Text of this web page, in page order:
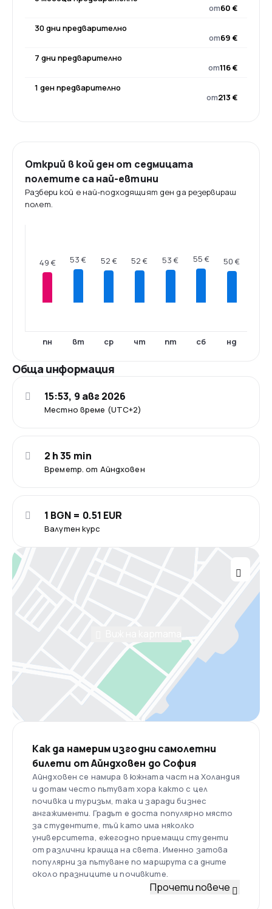
от60 €
30 дни предварително
от69 €
7 дни предварително
от116 €
1 ден предварително
от213 €
Открий в кой ден от седмицата
полетите са най-евтини
Разбери кой е най-подходящият ден да резервираш
полет.
49 €
пн
53 €
вт
52 €
ср
52 €
чт
53 €
пт
55 €
сб
50 €
нд
Обща информация
Местно време (UTC+2)
15:53, 9 авг 2026
Времетр. от Айндховен
2 h 35 min
Валутен курс
1 BGN = 0.51 EUR
Как да намерим изгодни самолетни
билети от Айндховен до София
Айндховен се намира в южната част на Холандия
и дотам често пътуват хора както с цел
почивка и туризъм, така и заради бизнес
ангажименти. Градът е доста популярно място
за студентите, тъй като има няколко
университета, ежегодно приемащи студенти
от различни краища на света. Именно затова
популярни за пътуване по маршрута са дните
около празниците и почивките.
Прочети повече